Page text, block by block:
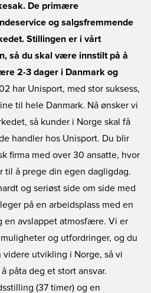
De primære
og salgsfremmende
Stillingen er i vårt
så du skal være innstilt på å
2-3 dager i Danmark og
har Unisport, med stor suksess,
til hele Danmark. Nå ønsker vi
så kunder i Norge skal få
handler hos Unisport. Du blir
firma med over 30 ansatte, hvor
til å prege din egen dagligdag.
og seriøst side om side med
på en arbeidsplass med en
en avslappet atmosfære. Vi er
og utfordringer, og du
utvikling i Norge, så vi
påta deg et stort ansvar.
(37 timer) og en